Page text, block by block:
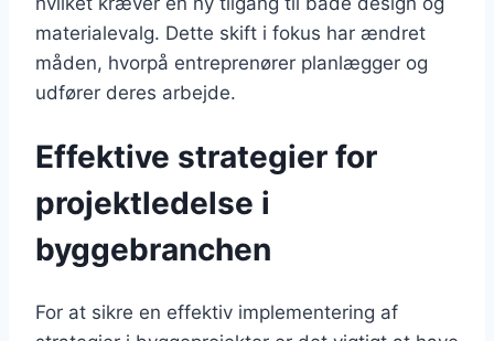
materialevalg. Dette skift i fokus har ændret
måden, hvorpå entreprenører planlægger og
udfører deres arbejde.
Effektive strategier for
projektledelse i
byggebranchen
For at sikre en effektiv implementering af